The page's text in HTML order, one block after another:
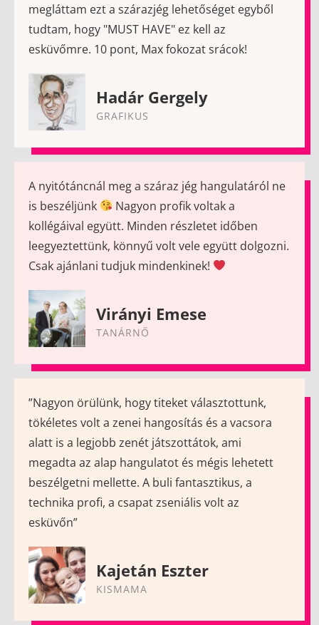
megláttam ezt a szárazjég lehetőséget egyből
tudtam, hogy "MUST HAVE" ez kell az
esküvőmre. 10 pont, Max fokozat srácok!
Hadár Gergely
GRAFIKUS
A nyitótáncnál meg a száraz jég hangulatáról ne
is beszéljünk
Nagyon profik voltak a
kollégáival együtt. Minden részletet időben
leegyeztettünk, könnyű volt vele együtt dolgozni.
Csak ajánlani tudjuk mindenkinek!
Virányi Emese
TANÁRNŐ
”Nagyon örülünk, hogy titeket választottunk,
tökéletes volt a zenei hangosítás és a vacsora
alatt is a legjobb zenét játszottátok, ami
megadta az alap hangulatot és mégis lehetett
beszélgetni mellette. A buli fantasztikus, a
technika profi, a csapat zseniális volt az
esküvőn”
Kajetán Eszter
KISMAMA